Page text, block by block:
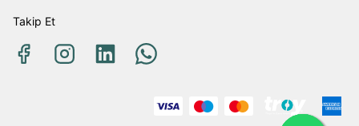
Takip Et